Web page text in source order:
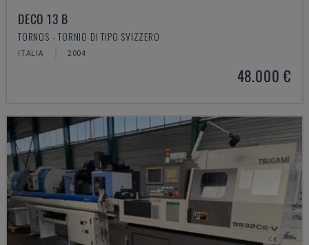
DECO 13 B
TORNOS - TORNIO DI TIPO SVIZZERO
ITALIA 2004
48.000 €